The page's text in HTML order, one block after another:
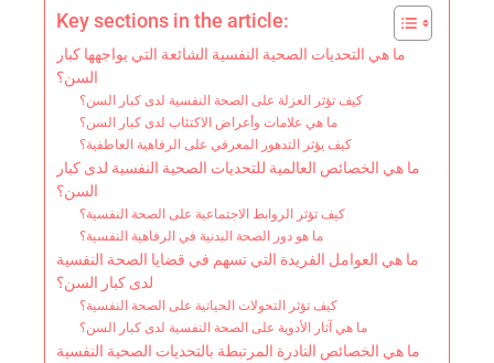
Key sections in the article:
ما هي التحديات الصحية النفسية الشائعة التي يواجهها كبار
السن؟
كيف تؤثر العزلة على الصحة النفسية لدى كبار السن؟
ما هي علامات وأعراض الاكتئاب لدى كبار السن؟
كيف يؤثر التدهور المعرفي على الرفاهية العاطفية؟
ما هي الخصائص العالمية للتحديات الصحية النفسية لدى كبار
السن؟
كيف تؤثر الروابط الاجتماعية على الصحة النفسية؟
ما هو دور الصحة البدنية في الرفاهية النفسية؟
ما هي العوامل الفريدة التي تسهم في قضايا الصحة النفسية
لدى كبار السن؟
كيف تؤثر التحولات الحياتية على الصحة النفسية؟
ما هي آثار الأدوية على الصحة النفسية لدى كبار السن؟
ما هي الخصائص النادرة المرتبطة بالتحديات الصحية النفسية